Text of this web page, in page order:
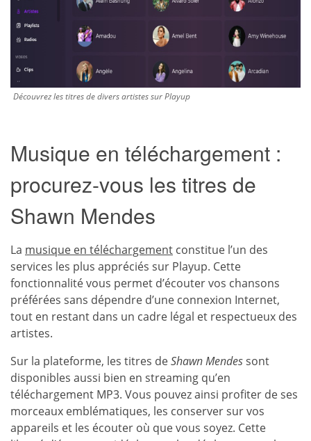
Découvrez les titres de divers artistes sur Playup
Musique en téléchargement :
procurez-vous les titres de
Shawn Mendes
La musique en téléchargement constitue l’un des
services les plus appréciés sur Playup. Cette
fonctionnalité vous permet d’écouter vos chansons
préférées sans dépendre d’une connexion Internet,
tout en restant dans un cadre légal et respectueux des
artistes.
Sur la plateforme, les titres deShawn Mendessont
disponibles aussi bien en streaming qu’en
téléchargement MP3. Vous pouvez ainsi profiter de ses
morceaux emblématiques, les conserver sur vos
appareils et les écouter où que vous soyez. Cette